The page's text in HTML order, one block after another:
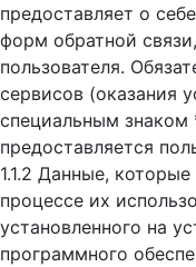
предоставляет о
форм обратной
пользователя.
сервисов (оказания
специальным
предоставляется
1.1.2 Данные,
процессе их
установленного на
программного